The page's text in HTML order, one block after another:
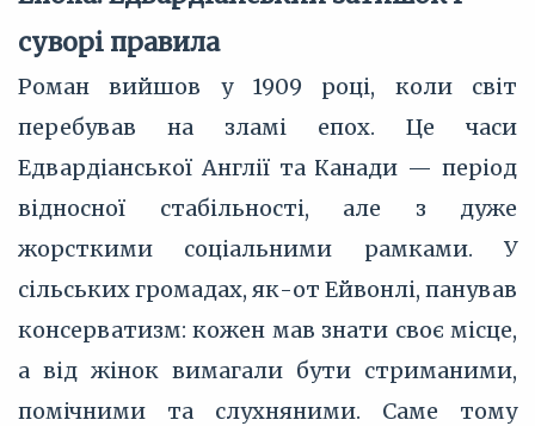
суворі правила
Роман вийшов у 1909 році, коли світ
перебував на зламі епох. Це часи
Едвардіанської Англії та Канади — період
відносної стабільності, але з дуже
жорсткими соціальними рамками. У
сільських громадах, як-от Ейвонлі, панував
консерватизм: кожен мав знати своє місце,
а від жінок вимагали бути стриманими,
помічними та слухняними. Саме тому